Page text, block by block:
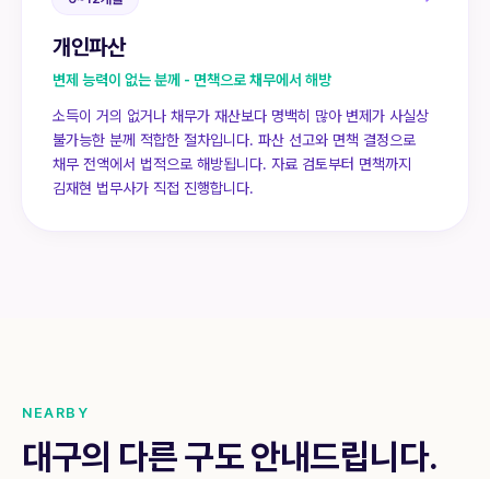
개인파산
변제 능력이 없는 분께 - 면책으로 채무에서 해방
소득이 거의 없거나 채무가 재산보다 명백히 많아 변제가 사실상
불가능한 분께 적합한 절차입니다. 파산 선고와 면책 결정으로
채무 전액에서 법적으로 해방됩니다. 자료 검토부터 면책까지
김재현 법무사가 직접 진행합니다.
NEARBY
대구의 다른 구도 안내드립니다.